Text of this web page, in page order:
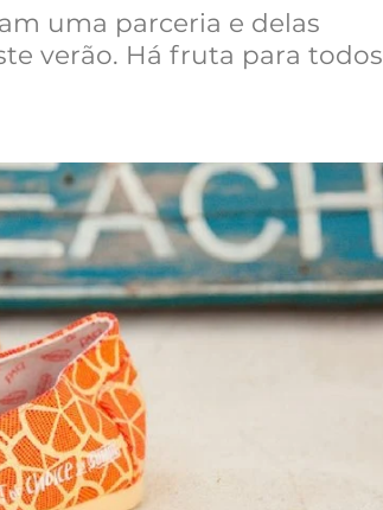
uma parceria e delas
verão. Há fruta para todos